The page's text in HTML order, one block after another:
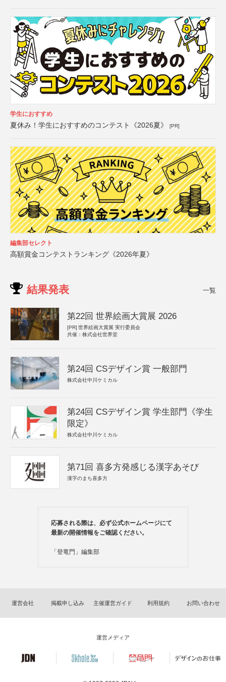
学生におすすめ
夏休み！学生におすすめのコンテスト《2026夏》 [PR]
編集部セレクト
高額賞金コンテストランキング《2026年夏》
結果発表 一覧
第22回 世界絵画大賞展 2026
[PR] 世界絵画大賞展 実行委員会
共催：株式会社世界堂
第24回 CSデザイン賞 一般部門
株式会社中川ケミカル
第24回 CSデザイン賞 学生部門《学生
限定》
株式会社中川ケミカル
第71回 喜多方発感じる漢字あそび
漢字のまち喜多方
応募される際は、必ず公式ホームページにて
最新の開催情報をご確認ください。
「登竜門」編集部
運営会社 掲載申し込み 主催運営ガイド 利用規約 お問い合わせ
運営メディア